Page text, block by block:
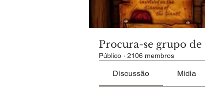
Procura-se grupo de
Público · 2106 membros
Discussão Mídia